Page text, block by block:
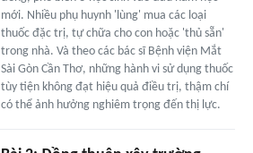
mới. Nhiều phụ huynh 'lùng' mua các loại
thuốc đặc trị, tự chữa cho con hoặc 'thủ sẵn'
trong nhà. Và theo các bác sĩ Bệnh viện Mắt
Sài Gòn Cần Thơ, những hành vi sử dụng thuốc
tùy tiện không đạt hiệu quả điều trị, thậm chí
có thể ảnh hưởng nghiêm trọng đến thị lực.